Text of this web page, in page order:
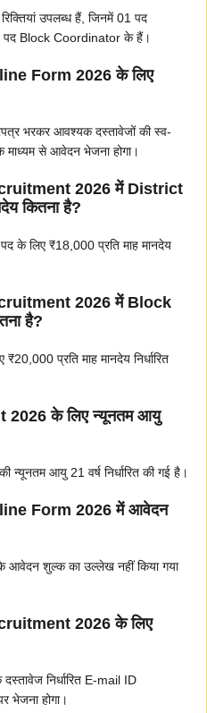
उपलब्ध हैं, जिनमें 01 पद
Block Coordinator के हैं।
Form 2026 के लिए
भरकर आवश्यक दस्तावेजों की स्व-
माध्यम से आवेदन भेजना होगा।
2026 में District
कितना है?
के लिए ₹18,000 प्रति माह मानदेय
2026 में Block
है?
प्रति माह मानदेय निर्धारित
के लिए न्यूनतम आयु
न्यूनतम आयु 21 वर्ष निर्धारित की गई है।
Form 2026 में आवेदन
के आवेदन शुल्क का उल्लेख नहीं किया गया
2026 के लिए
निर्धारित E-mail ID
भेजना होगा।